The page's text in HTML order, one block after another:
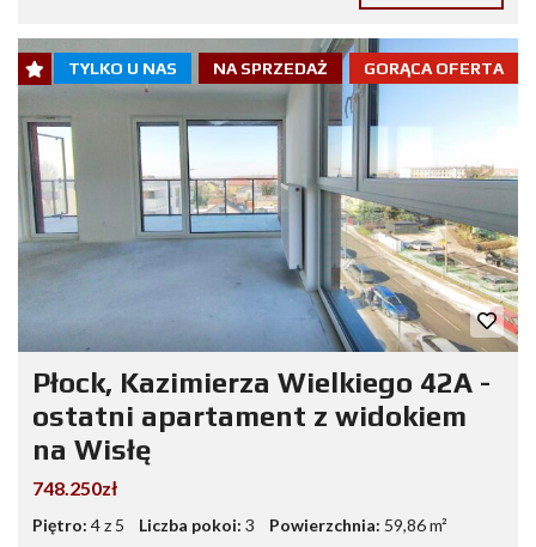
GORĄCA OFERTA
NA SPRZEDAŻ
TYLKO U NAS
Płock, Kazimierza Wielkiego 42A -
ostatni apartament z widokiem
na Wisłę
748.250zł
Piętro: 4 z 5 Liczba pokoi: 3 Powierzchnia: 59,86 m²